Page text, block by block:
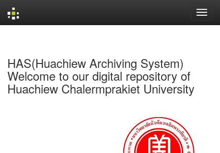
HAS(Huachiew Archiving System)
Welcome to our digital repository of
Huachiew Chalermprakiet University